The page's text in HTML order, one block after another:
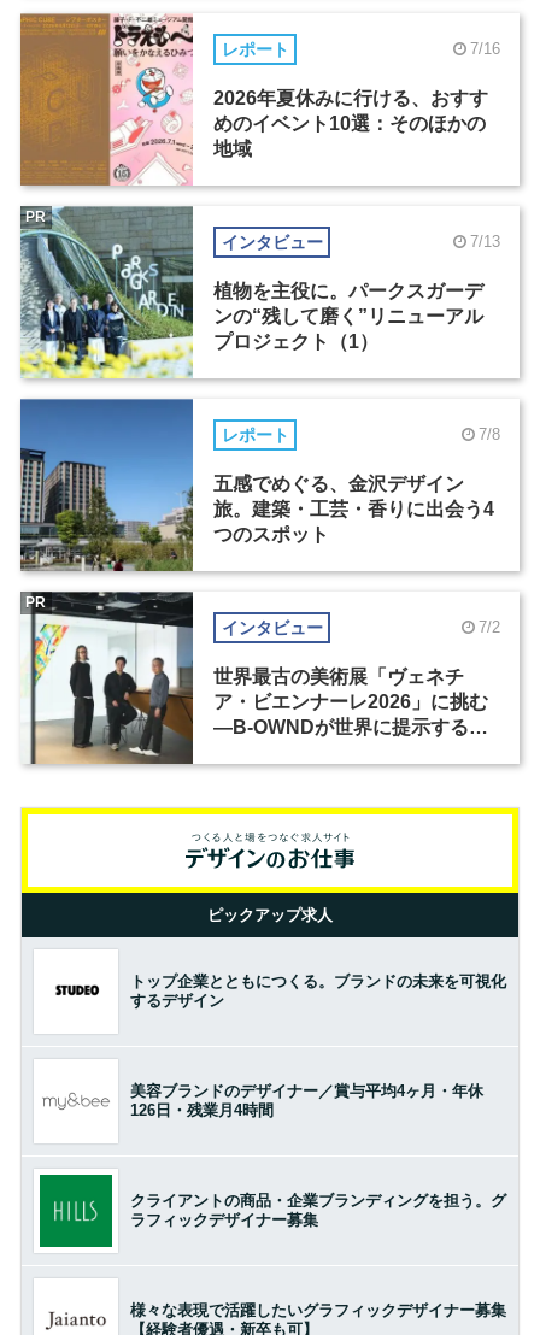
レポート 7/16
2026年夏休みに行ける、おすす
めのイベント10選：そのほかの
地域
インタビュー 7/13
植物を主役に。パークスガーデ
ンの“残して磨く”リニューアル
プロジェクト（1）
PR
レポート 7/8
五感でめぐる、金沢デザイン
旅。建築・工芸・香りに出会う4
つのスポット
インタビュー 7/2
世界最古の美術展「ヴェネチ
ア・ビエンナーレ2026」に挑む
―B-OWNDが世界に提示する美
PR
ピックアップ求人
トップ企業とともにつくる。ブランドの未来を可視化
するデザイン
美容ブランドのデザイナー／賞与平均4ヶ月・年休
126日・残業月4時間
クライアントの商品・企業ブランディングを担う。グ
ラフィックデザイナー募集
様々な表現で活躍したいグラフィックデザイナー募集
【経験者優遇・新卒も可】